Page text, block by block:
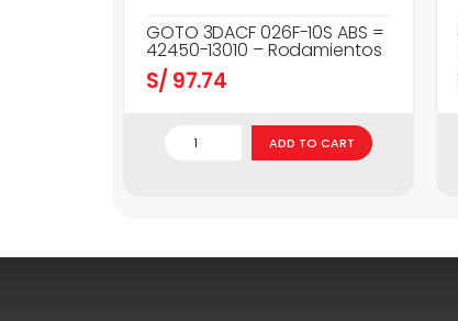
GOTO 3DACF 026F-10S ABS =
42450-13010 – Rodamientos
S/ 97.74
ADD TO CART